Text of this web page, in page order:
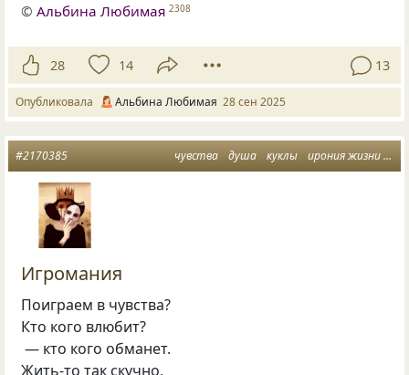
©Альбина Любимая 2308
28 14 13
Опубликовала Альбина Любимая 28 сен 2025
чувства душа куклы ирония жизни
#2170385
Игромания
Поиграем в чувства?
Кто кого влюбит?
— кто кого обманет.
Жить‑то так скучно,